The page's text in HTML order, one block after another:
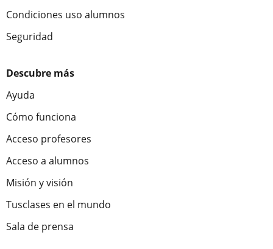
Condiciones uso alumnos
Seguridad
Descubre más
Ayuda
Cómo funciona
Acceso profesores
Acceso a alumnos
Misión y visión
Tusclases en el mundo
Sala de prensa